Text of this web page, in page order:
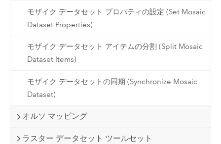
モザイク データセット プロパティの設定 (Set Mosaic
Dataset Properties)
モザイク データセット アイテムの分割 (Split Mosaic
Dataset Items)
モザイク データセットの同期 (Synchronize Mosaic
Dataset)
オルソ マッピング
ラスター データセット ツールセット